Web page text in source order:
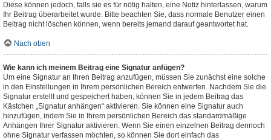
Diese können jedoch, falls sie es für nötig halten, eine Notiz hinterlassen, warum
Ihr Beitrag überarbeitet wurde. Bitte beachten Sie, dass normale Benutzer einen
Beitrag nicht löschen können, wenn bereits jemand darauf geantwortet hat.
Nach oben
Wie kann ich meinem Beitrag eine Signatur anfügen?
Um eine Signatur an Ihren Beitrag anzufügen, müssen Sie zunächst eine solche
in den Einstellungen in Ihrem persönlichen Bereich entwerfen. Nachdem Sie die
Signatur erstellt und gespeichert haben, können Sie in jedem Beitrag das
Kästchen „Signatur anhängen“ aktivieren. Sie können eine Signatur auch
hinzufügen, indem Sie in Ihrem persönlichen Bereich das standardmäßige
Anhängen Ihrer Signatur aktivieren. Wenn Sie einen einzelnen Beitrag dennoch
ohne Signatur verfassen möchten, so können Sie dort einfach das